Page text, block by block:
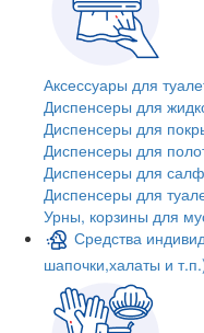
Аксессуары для
Диспенсеры для
Диспенсеры для
Диспенсеры для
Диспенсеры для
Диспенсеры для
Урны, корзины для
Средства
шапочки,халаты и